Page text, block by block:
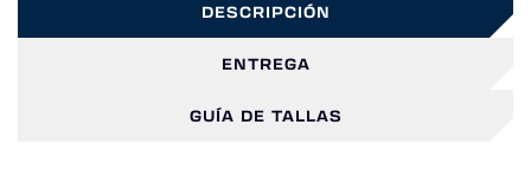
DESCRIPCIÓN
ENTREGA
GUÍA DE TALLAS